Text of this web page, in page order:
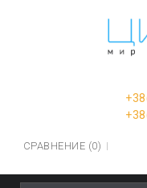
СРАВНЕНИЕ (0)